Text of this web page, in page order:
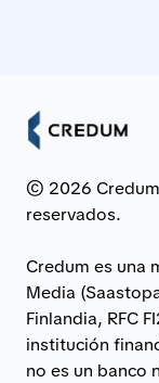
© 2026
reservados.
Credum es una
Media
Finlandia, RFC
institución
no es un banco